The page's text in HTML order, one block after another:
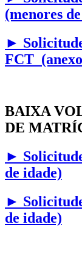
(menores
►
FCT
BAIXA
DE
►
de idade)
►
de idade)